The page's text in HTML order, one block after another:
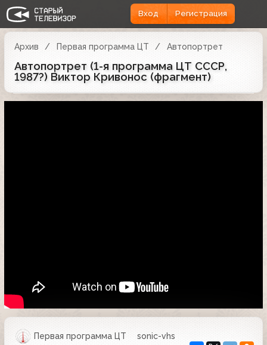
Вход Регистрация
Архив Первая программа ЦТ Автопортрет
Автопортрет (1-я программа ЦТ СССР,
1987?) Виктор Кривонос (фрагмент)
Первая программа ЦТ
sonic-vhs